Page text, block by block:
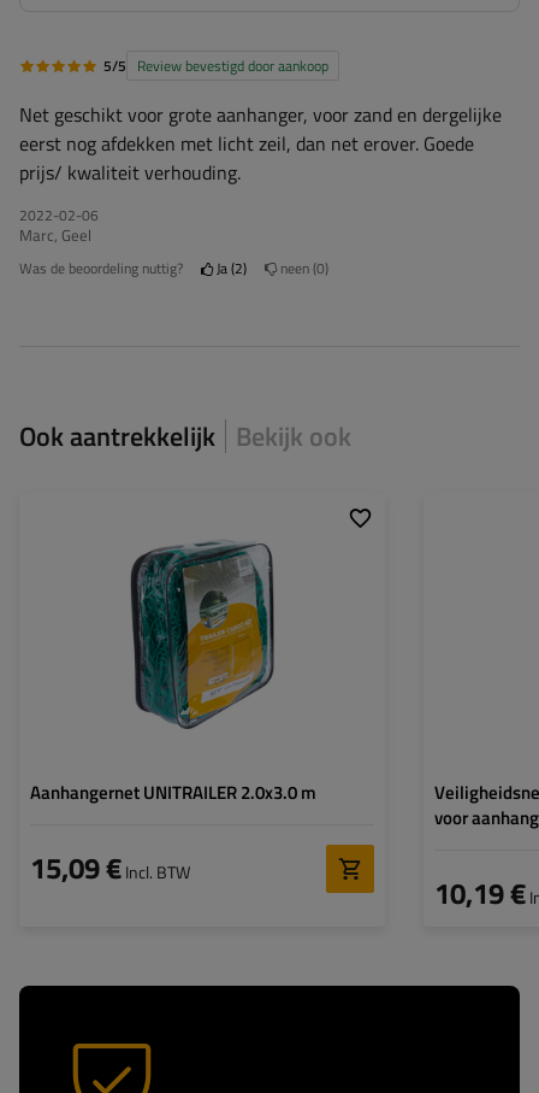
5/5 Review bevestigd door aankoop
Net geschikt voor grote aanhanger, voor zand en dergelijke
eerst nog afdekken met licht zeil, dan net erover. Goede
prijs/ kwaliteit verhouding.
2022-02-06
Marc, Geel
Was de beoordeling nuttig? Ja 2 neen 0
Ook aantrekkelijk Bekijk ook
Aanhangernet UNITRAILER 2.0x3.0 m
15,09 €Incl. BTW
2000x3000 mm
45x45 mm
6 mm
voor
10,19 €